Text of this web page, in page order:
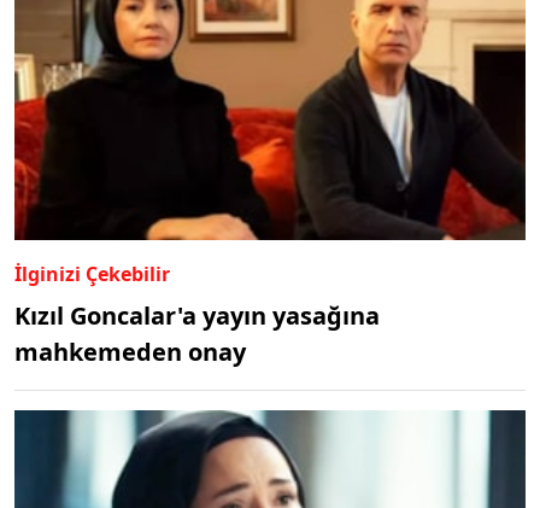
İlginizi Çekebilir
Kızıl Goncalar'a yayın yasağına
mahkemeden onay